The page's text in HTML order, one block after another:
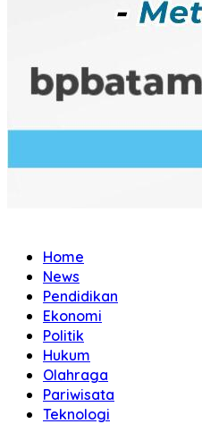
Home
News
Pendidikan
Ekonomi
Politik
Hukum
Olahraga
Pariwisata
Teknologi